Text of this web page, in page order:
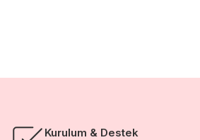
Kurulum & Destek